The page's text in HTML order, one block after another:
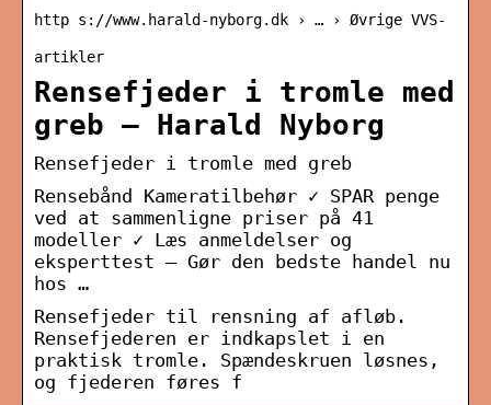
http s://www.harald-nyborg.dk › … › Øvrige VVS-
artikler
Rensefjeder i tromle med
greb – Harald Nyborg
Rensefjeder i tromle med greb
Rensebånd Kameratilbehør ✓ SPAR penge
ved at sammenligne priser på 41
modeller ✓ Læs anmeldelser og
eksperttest – Gør den bedste handel nu
hos …
Rensefjeder til rensning af afløb.
Rensefjederen er indkapslet i en
praktisk tromle. Spændeskruen løsnes,
og fjederen føres f